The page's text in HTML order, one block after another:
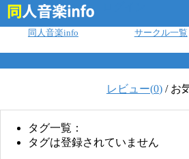
同人音楽info サークル一覧
レビュー(0) / お
タグ一覧：
タグは登録されていません